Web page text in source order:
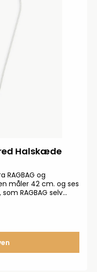
Halskæde
RAGBAG og
måler 42 cm. og ses
RAGBAG selv